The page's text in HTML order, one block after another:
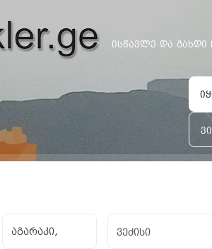
ᲘᲡᲬᲐᲕᲚᲔ ᲓᲐ ᲒᲐᲮᲓᲘ
აგარაკი,